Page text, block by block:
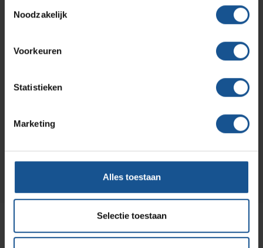
Noodzakelijk
Voorkeuren
Statistieken
Marketing
Alles toestaan
Selectie toestaan
diensten en producten? Wij helpen u graag!
Informatie aanvragen
Onze merken